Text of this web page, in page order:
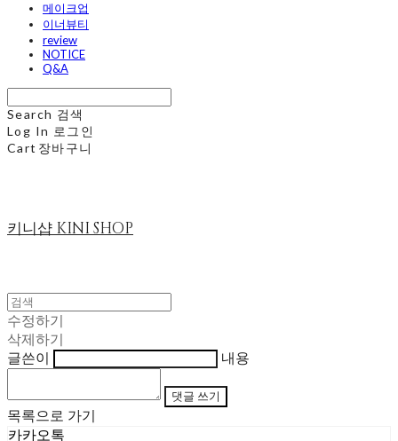
메이크업
이너뷰티
review
NOTICE
Q&A
Search 검색
Log In 로그인
Cart 장바구니
키니샵 KINI SHOP
수정하기
삭제하기
글쓴이
내용
댓글 쓰기
목록으로 가기
카카오톡